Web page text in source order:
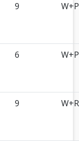
9 W+P
6 W+P
9 W+R